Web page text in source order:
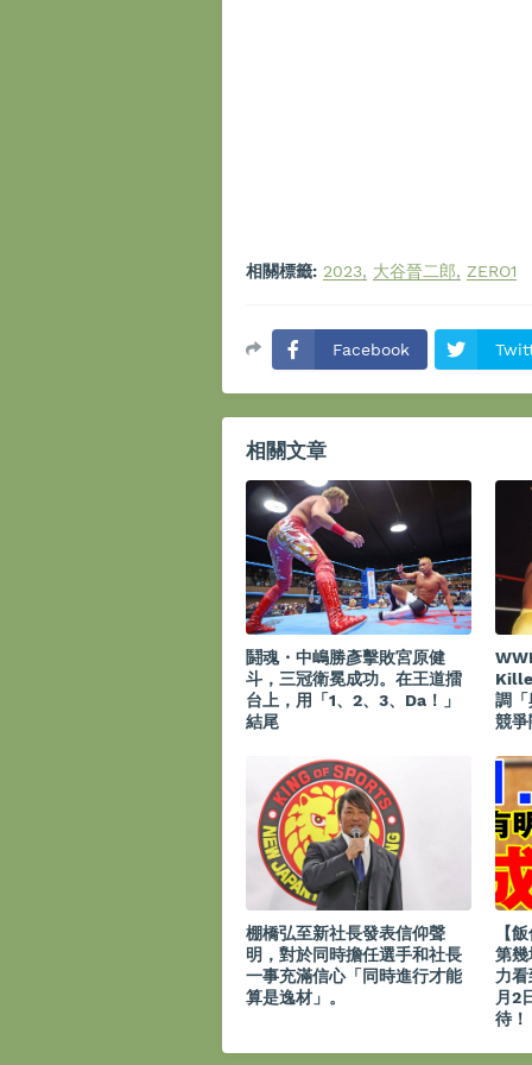
相關標籤: 2023 大谷晉二郎 ZERO1
Facebook
相關文章
鬪魂・中嶋勝彥擊敗宮原健
斗，三冠衛冕成功。在王道擂
台上，用「1、2、3、Da！」
結尾
調
競爭
棚橋弘至新社長發表信仰聲
明，對於同時擔任選手和社長
一事充滿信心「同時進行才能
算是逸材」。
【
第幾
力
月2
待！